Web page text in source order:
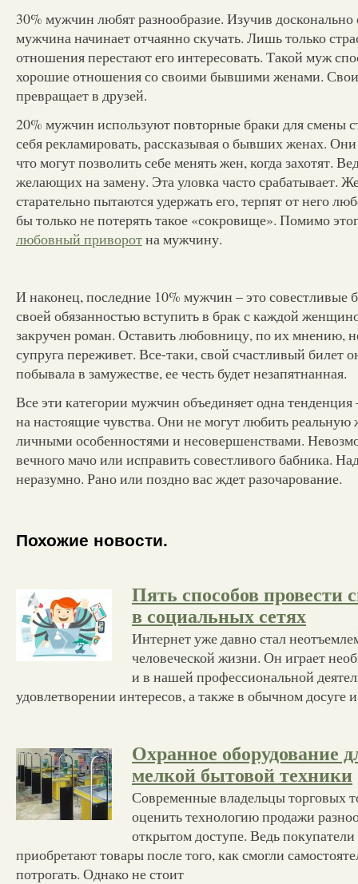
30% мужчин любят разнообразие. Изучив
мужчина начинает отчаянно скучать. Лишь только
отношения перестают его интересовать. Такой муж
хорошие отношения со своими бывшими женами.
превращает в друзей.
20% мужчин используют повторные браки для смены
себя рекламировать, рассказывая о бывших женах.
что могут позволить себе менять жен, когда захотят.
желающих на замену. Эта уловка часто срабатывает.
старательно пытаются удержать его, терпят от него
бы только не потерять такое «сокровище». Помимо
любовный приворотна мужчину.
И наконец, последние 10% мужчин – это совестливые
своей обязанностью вступить в брак с каждой
закручен роман. Оставить любовницу, по их мнению,
супруга переживет. Все-таки, свой счастливый билет
побывала в замужестве, ее честь будет незапятнанная.
Все эти категории мужчин объединяет одна
на настоящие чувства. Они не могут любить
личными особенностями и несовершенствами.
вечного мачо или исправить совестливого бабника.
неразумно. Рано или поздно вас ждет разочарование.
Похожие новости.
Пять способов провести
в социальных сетях
Интернет уже давно стал
человеческой жизни. Он играет
и в нашей профессиональной
удовлетворении интересов, а также в обычном досуге
Охранное оборудование
мелкой бытовой техники
Современные владельцы торговых
оценить технологию продажи
открытом доступе. Ведь покупатели
приобретают товары после того, как смогли
потрогать. Однако не стоит